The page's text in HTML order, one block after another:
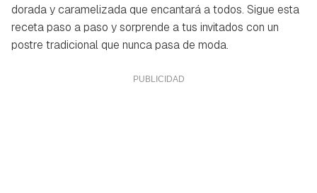
dorada y caramelizada que encantará a todos. Sigue esta
receta paso a paso y sorprende a tus invitados con un
postre tradicional que nunca pasa de moda.